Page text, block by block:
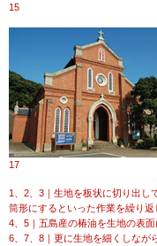
15
17
1、2、3｜生地を板状に切り出し
筒形にするといった作業を繰り返
4、5｜五島産の椿油を生地の表面
6、7、8｜更に生地を細くしなが